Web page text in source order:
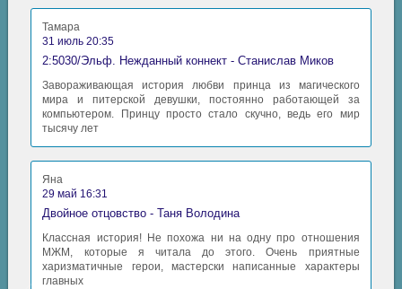
Тамара
31 июль 20:35
2:5030/Эльф. Нежданный коннект - Станислав Миков
Завораживающая история любви принца из магического
мира и питерской девушки, постоянно работающей за
компьютером. Принцу просто стало скучно, ведь его мир
тысячу лет
Яна
29 май 16:31
Двойное отцовство - Таня Володина
Классная история! Не похожа ни на одну про отношения
МЖМ, которые я читала до этого. Очень приятные
харизматичные герои, мастерски написанные характеры
главных